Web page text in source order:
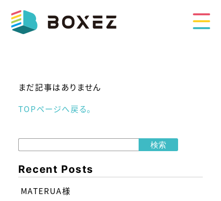
まだ記事はありません
TOPページへ戻る。
検索
Recent Posts
MATERUA様